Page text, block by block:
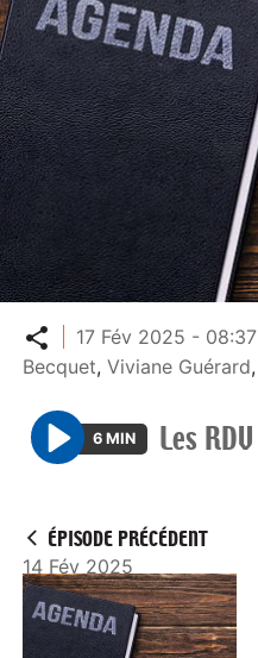
Partager
17 Fév 2025 - 08:37
Becquet,Viviane Guérard,
P
y
6 MIN Les RDV
ÉPISODE PRÉCÉDENT
14 Fév 2025